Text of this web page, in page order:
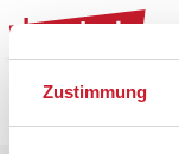
Zustimmung
Filter